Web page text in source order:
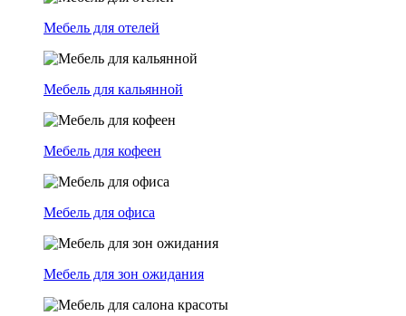
Мебель для отелей
Мебель для кальянной
Мебель для кофеен
Мебель для офиса
Мебель для зон ожидания